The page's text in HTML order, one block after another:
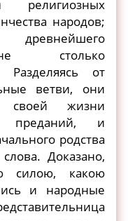
народов;
древнейшего
столько
Разделяясь от
ветви, они
жизни
преданий, и
родства
Доказано,
силою, какою
и народные